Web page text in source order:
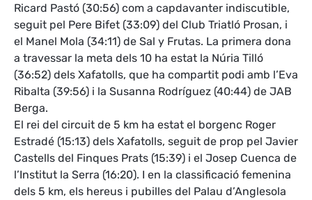
Ricard Pastó (30:56) com a capdavanter indiscutible,
seguit pel Pere Bifet (33:09) del Club Triatló Prosan, i
el Manel Mola (34:11) de Sal y Frutas. La primera dona
a travessar la meta dels 10 ha estat la Núria Tilló
(36:52) dels Xafatolls, que ha compartit podi amb l’Eva
Ribalta (39:56) i la Susanna Rodríguez (40:44) de JAB
Berga.
El rei del circuit de 5 km ha estat el borgenc Roger
Estradé (15:13) dels Xafatolls, seguit de prop pel Javier
Castells del Finques Prats (15:39) i el Josep Cuenca de
l’Institut la Serra (16:20). I en la classificació femenina
dels 5 km, els hereus i pubilles del Palau d’Anglesola